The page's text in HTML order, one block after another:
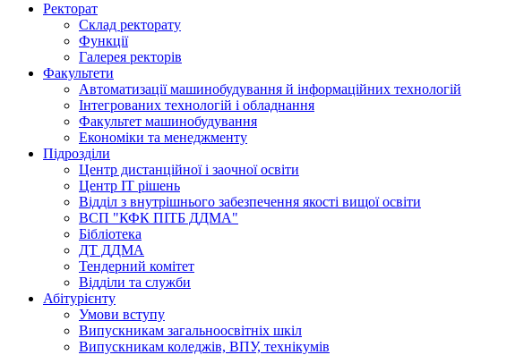
Ректорат
Склад ректорату
Функції
Галерея ректорів
Факультети
Автоматизації машинобудування й інформаційних технологій
Інтегрованих технологій і обладнання
Факультет машинобудування
Економіки та менеджменту
Підрозділи
Центр дистанційної і заочної освіти
Центр ІТ рішень
Відділ з внутрішнього забезпечення якості вищої освіти
ВСП "КФК ПІТБ ДДМА"
Бібліотека
ДТ ДДМА
Тендерний комітет
Відділи та служби
Абітурієнту
Умови вступу
Випускникам загальноосвітніх шкіл
Випускникам коледжів, ВПУ, технікумів